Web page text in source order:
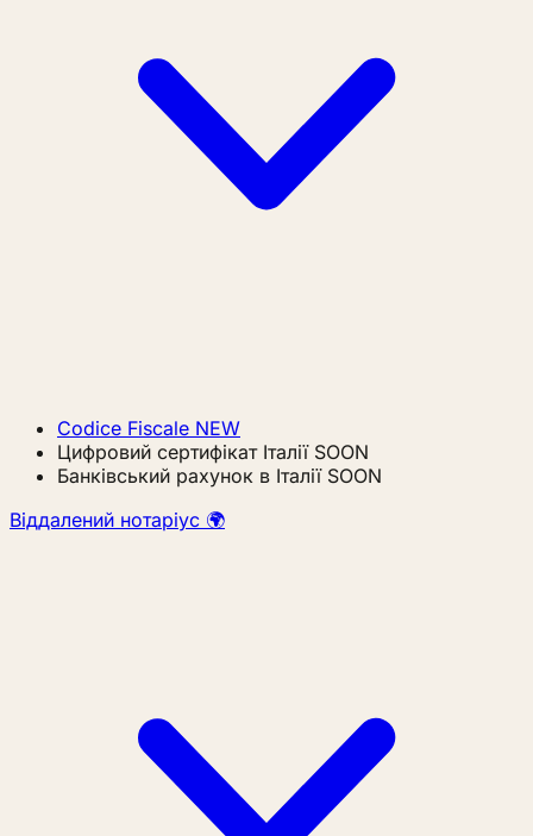
Codice Fiscale NEW
Цифровий сертифікат Італії SOON
Банківський рахунок в Італії SOON
Віддалений нотаріус 🌍